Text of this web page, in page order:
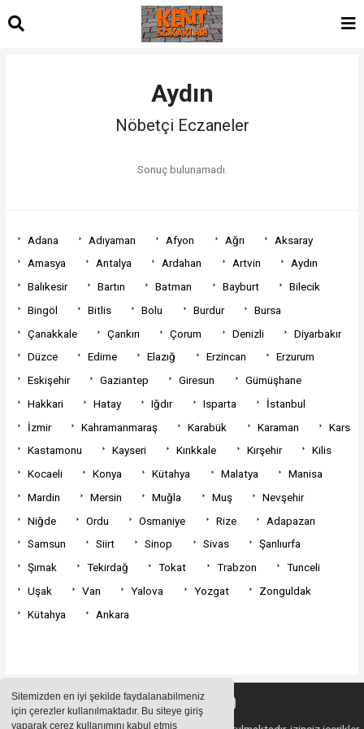
Sitemizden en iyi şekilde faydalanabilmeniz
için çerezler kullanılmaktadır. Bu siteye giriş
yaparak çerez kullanımını kabul etmiş
Aydın
Nöbetçi Eczaneler
Sonuç bulunamadı.
Adana Adıyaman Afyon Ağrı
Aksaray
Amasya
Antalya Ardahan Artvin
Aydın
Balıkesir
Bartın Batman Bayburt
Bilecik
Bingöl
Bitlis Bolu Burdur
Bursa
Çanakkale
Çankırı Çorum Denizli
Diyarbakır
Düzce
Edirne Elazığ Erzincan
Erzurum
Eskişehir
Gaziantep Giresun
Gümüşhane
Hakkari
Hatay Iğdır Isparta
İstanbul
İzmir
Kahramanmaraş Karabük Karaman
Kars
Kastamonu
Kayseri Kırıkkale Kırşehir
Kilis
Kocaeli
Konya Kütahya Malatya
Manisa
Mardin
Mersin Muğla Muş
Nevşehir
Niğde
Ordu Osmaniye Rize
Adapazarı
Samsun
Siirt Sinop Sivas
Şanlıurfa
Şırnak
Tekirdağ Tokat Trabzon
Tunceli
Uşak
Van Yalova Yozgat
Zonguldak
Kütahya
Ankara